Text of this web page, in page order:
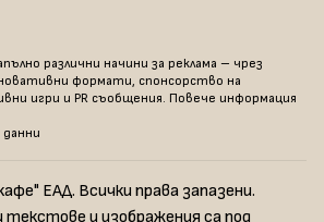
различни начини за реклама – чрез
формати, спонсорство на
игри и PR съобщения. Повече информация
ЕАД. Всички права запазени.
текстове и изображения са под